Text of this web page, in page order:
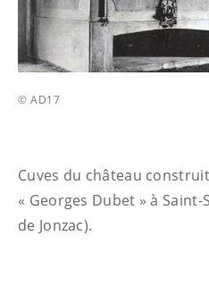
© AD17
Cuves du château
« Georges Dubet » à
de Jonzac).